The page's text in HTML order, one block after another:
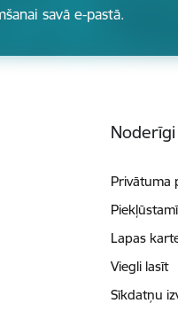
savā e-pastā.
Noderīgi
Privātuma
Lapas
Viegli lasīt
Sīkdatņu